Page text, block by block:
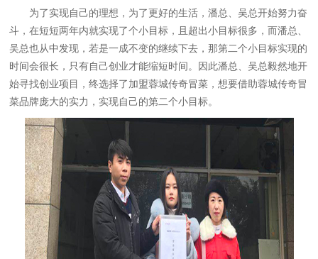
为了实现自己的理想，为了更好的生活，潘总、吴总开始努力奋
斗，在短短两年内就实现了个小目标，且超出小目标很多，而潘总、
吴总也从中发现，若是一成不变的继续下去，那第二个小目标实现的
时间会很长，只有自己创业才能缩短时间。因此潘总、吴总毅然地开
始寻找创业项目，终选择了加盟蓉城传奇冒菜，想要借助蓉城传奇冒
菜品牌庞大的实力，实现自己的第二个小目标。